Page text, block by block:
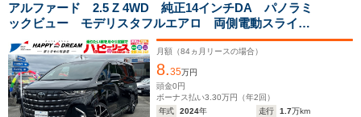
サイズ
全幅
1.85m
5m
ホイールベース
全幅
1.83m～1.84m
4.87m～4.89m
ホイールベース
アルファード 2.5 Z 4WD 純正14インチDA パノラミ
ックビュー モデリスタフルエアロ 両側電動スライド
ドア ワイヤレス充電 ユニバーサルステップ BSM
電動オットマンシート シートヒーター&エアコン
ACC 社外21インチAW
月額（84ヵ月リースの場合）
8.35万円
頭金0円
ボーナス払い3.30万円（年2 回）
年式
2024年 走行 1.7万km